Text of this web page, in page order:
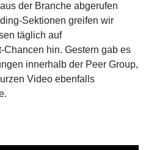
der Branche abgerufen
Sektionen greifen wir
täglich auf
hin. Gestern gab es
innerhalb der Peer Group,
Video ebenfalls